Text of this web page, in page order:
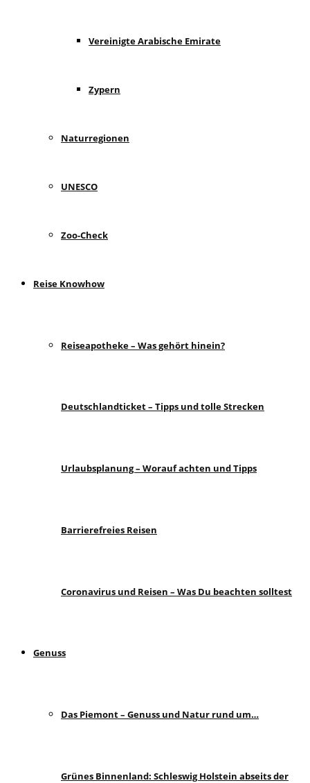
Vereinigte Arabische Emirate
Zypern
Naturregionen
UNESCO
Zoo-Check
Reise Knowhow
Reiseapotheke – Was gehört hinein?
Deutschlandticket – Tipps und tolle Strecken
Urlaubsplanung – Worauf achten und Tipps
Barrierefreies Reisen
Coronavirus und Reisen – Was Du beachten solltest
Genuss
Das Piemont – Genuss und Natur rund um…
Grünes Binnenland: Schleswig Holstein abseits der